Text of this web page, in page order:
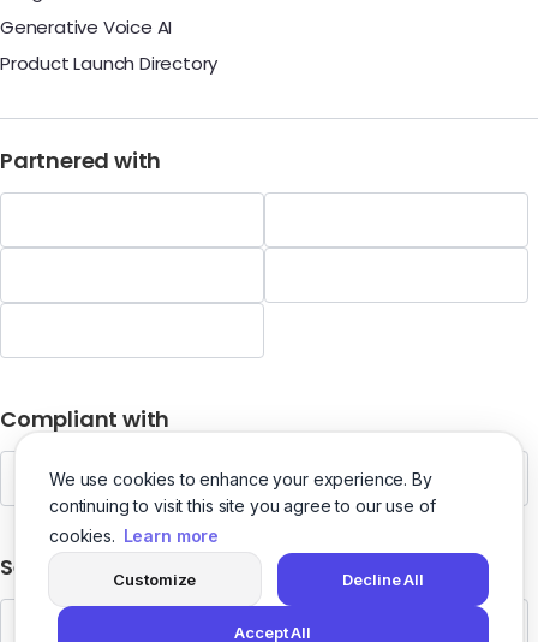
We use cookies to enhance your experience. By
continuing to visit this site you agree to our use of
cookies. Learn more
Customize Decline All
Accept All
Generative Voice AI
Product Launch Directory
Partnered with
Compliant with
Security